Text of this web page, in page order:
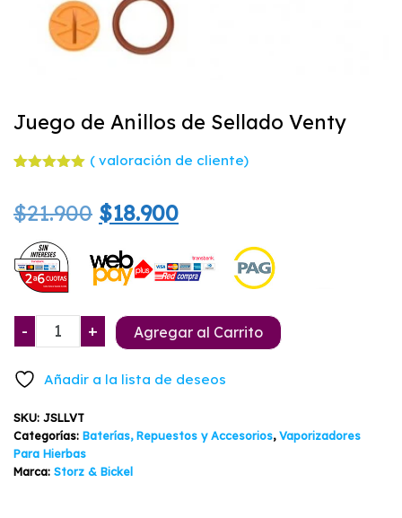
Juego de Anillos de Sellado Venty
de 5 en
base a
de un
cliente
( valoración de cliente)
$21.900 El
precio
original
era:
$21.900.
$18.900El
precio
actual
es:
$18.900.
-
Juego
de
de
Sellado
Venty
cantidad
+ Agregar al Carrito
Añadir a la lista de deseos
SKU: JSLLVT
Categorías: Baterías, Repuestos y Accesorios,Vaporizadores
Para Hierbas
Marca: Storz & Bickel